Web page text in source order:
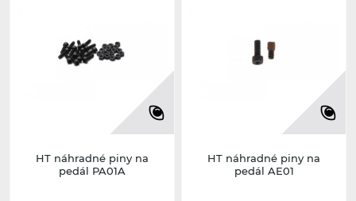
HT náhradné piny na
pedál PA01A
HT náhradné piny na
pedál AE01